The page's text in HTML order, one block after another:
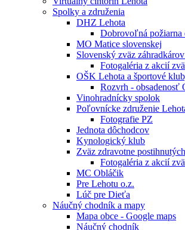
Spolky a združenia
DHZ Lehota
Dobrovoľná požiarna
MO Matice slovenskej
Slovenský zväz
Fotogaléria z akcií
OŠK Lehota a športové
Rozvrh - obsadenosť
Vinohradnícky spolok
Poľovnícke združenie
Fotografie PZ
Jednota dôchodcov
Kynologický klub
Zväz zdravotne postihnutých
Fotogaléria z akcií
MC Obláčik
Pre Lehotu o.z.
Lúč pre Dieťa
Náučný chodník a mapy
Mapa obce - Google maps
Náučný chodník